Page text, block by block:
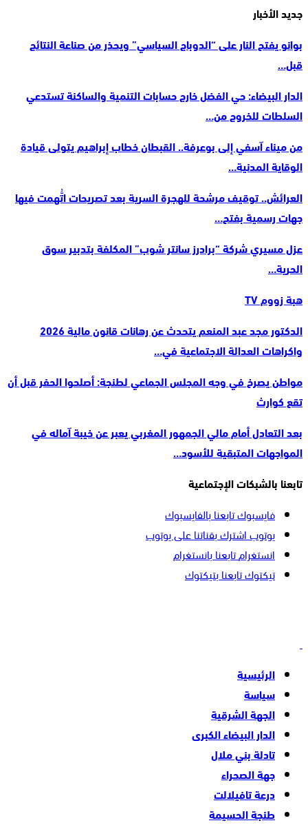
جديد الأخبار
بوانو يفتح النار على “الدوباج السياسي” ويحذر من صناعة النتائج
قبل…
الدار البيضاء: حي الفضل خارج حسابات التنمية والساكنة تستدعي
السلطات للخروج من…
من ميناء آسفي إلى بوعرفة.. القبطان خطاب إبراهيم يتولى قيادة
الوقاية المدنية…
العرائش.. توقيف مرشحة للهجرة السرية بعد تصريحات اتُّهمت فيها
جهات رسمية بفتح…
عزل مسيري شركة “برادرز سانتر شوب” المكلفة بتدبير سوق
الحرية…
هبة زووم TV
الدكتور مجد عبد المنعم يتحدث عن رهانات قانون مالية 2026
واكراهات العدالة الاجتماعية في…
مواطن يصرخ في وجه المجلس الجماعي لطنجة: أصلحوا الحفر قبل أن
تقع كوارث
بعد التعادل أمام مالي الجمهور المغربي يعبر عن خيبة آماله في
المواجهات المتبقية للأسود…
تابعنا بالشبكات الإجتماعية
فايسبوكتابعنا بالفايسبوك
يوتوباشترك بقناتنا على يوتوب
انستغرامتابعنا بانستغرام
تيكتوكتابعنا بتيكتوك
الرئيسية
سياسة
الجهة الشرقية
الدار البيضاء الكبرى
تادلة بني ملال
جهة الصحراء
درعة تافيلالت
طنجة الحسيمة